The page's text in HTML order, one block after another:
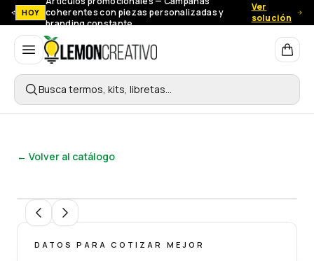
HOY
coherentes con piezas personalizadas y
branding constante.
Ver
solución
Lemon Creativo
Busca termos, kits, libretas…
← Volver al catálogo
DATOS PARA COTIZAR MEJOR